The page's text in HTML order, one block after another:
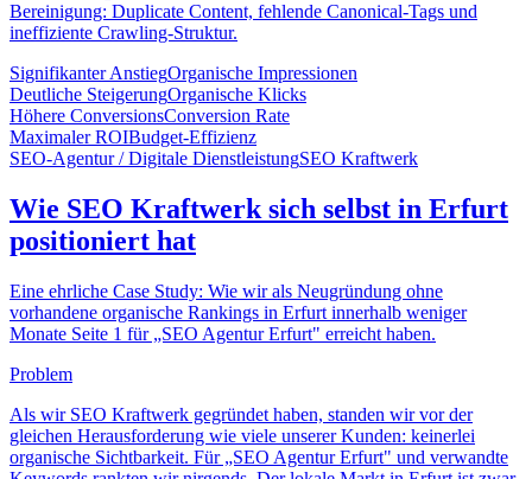
Bereinigung: Duplicate Content, fehlende Canonical-Tags und
ineffiziente Crawling-Struktur.
Signifikanter AnstiegOrganische Impressionen
Deutliche SteigerungOrganische Klicks
Höhere ConversionsConversion Rate
Maximaler ROIBudget-Effizienz
SEO-Agentur / Digitale DienstleistungSEO Kraftwerk
Wie SEO Kraftwerk sich selbst in Erfurt
positioniert hat
Eine ehrliche Case Study: Wie wir als Neugründung ohne
vorhandene organische Rankings in Erfurt innerhalb weniger
Monate Seite 1 für „SEO Agentur Erfurt" erreicht haben.
Problem
Als wir SEO Kraftwerk gegründet haben, standen wir vor der
gleichen Herausforderung wie viele unserer Kunden: keinerlei
organische Sichtbarkeit. Für „SEO Agentur Erfurt" und verwandte